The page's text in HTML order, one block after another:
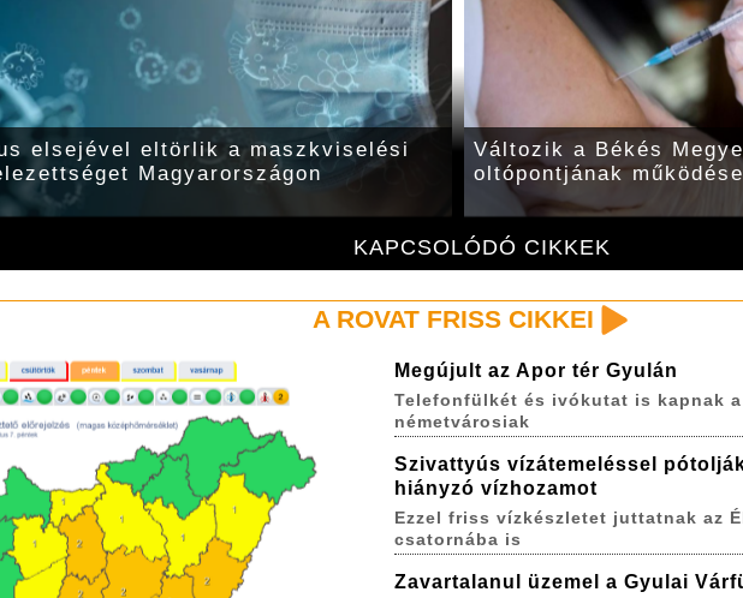
KAPCSOLÓDÓ CIKKEK
elsejével eltörlik a maszkviselési
Magyarországon
Változik a Békés
oltópontjának működése
A ROVAT FRISS CIKKEI
Megújult az Apor tér Gyulán
Telefonfülkét és ivókutat is kapnak a
németvárosiak
Szivattyús vízátemeléssel
hiányzó vízhozamot
Ezzel friss vízkészletet juttatnak az
csatornába is
Zavartalanul üzemel a Gyulai